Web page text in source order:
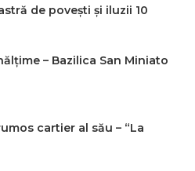
de povești și iluzii 10
– Bazilica San Miniato
cartier al său – “La